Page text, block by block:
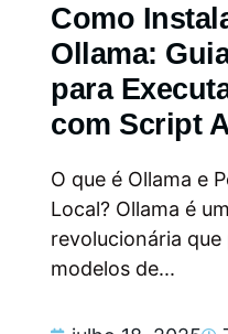
Como
Ollama:
para
com Script
O que é Ollama e
Local? Ollama é
revolucionária
modelos de...